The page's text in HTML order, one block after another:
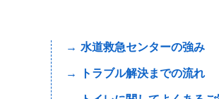
水道救急センターの強み
トラブル解決までの流れ